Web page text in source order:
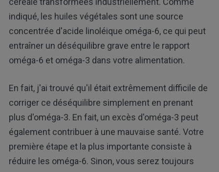
indiqué, les huiles végétales sont une source
concentrée d'acide linoléique oméga-6, ce qui peut
entraîner un déséquilibre grave entre le rapport
oméga-6 et oméga-3 dans votre alimentation.
En fait, j'ai trouvé qu'il était extrêmement difficile de
corriger ce déséquilibre simplement en prenant
plus d'oméga-3. En fait, un excès d'oméga-3 peut
également contribuer à une mauvaise santé. Votre
première étape et la plus importante consiste à
réduire les oméga-6. Sinon, vous serez toujours